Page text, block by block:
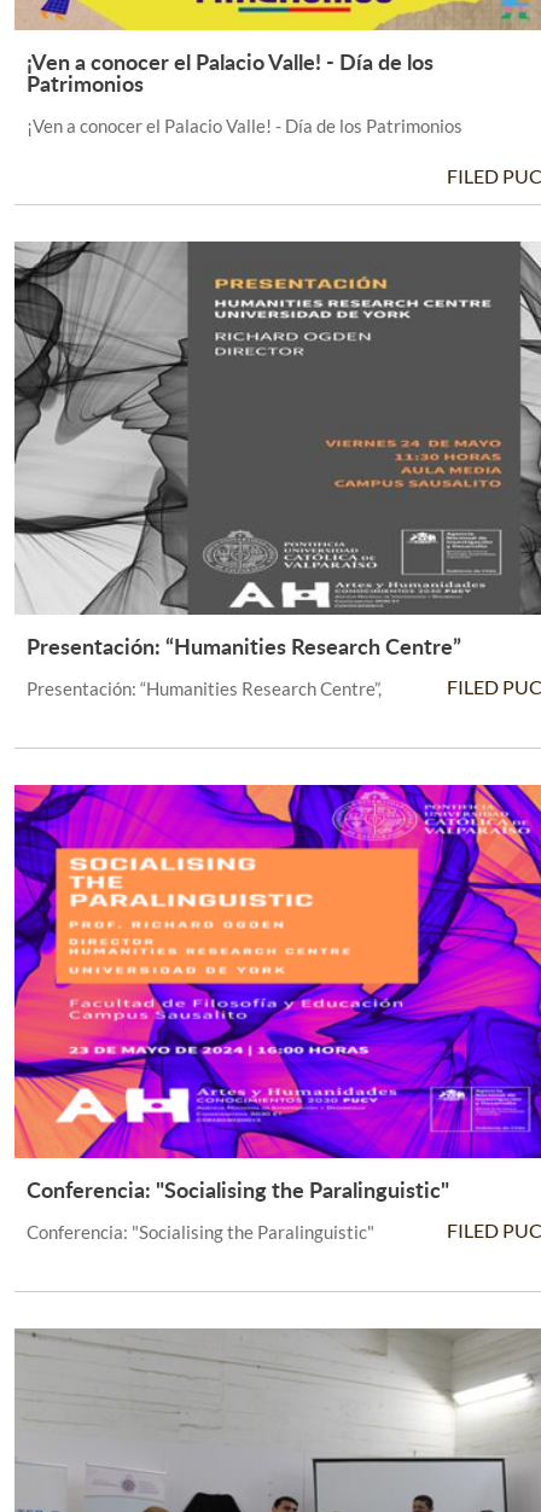
Leer Más +
¡Ven a conocer el Palacio Valle! - Día de los
Patrimonios
¡Ven a conocer el Palacio Valle! - Día de los Patrimonios
FILED
Leer Más +
Presentación: “Humanities Research Centre”
Presentación: “Humanities Research Centre”, FILED
Leer Más +
Conferencia: "Socialising the Paralinguistic"
Conferencia: "Socialising the Paralinguistic" FILED